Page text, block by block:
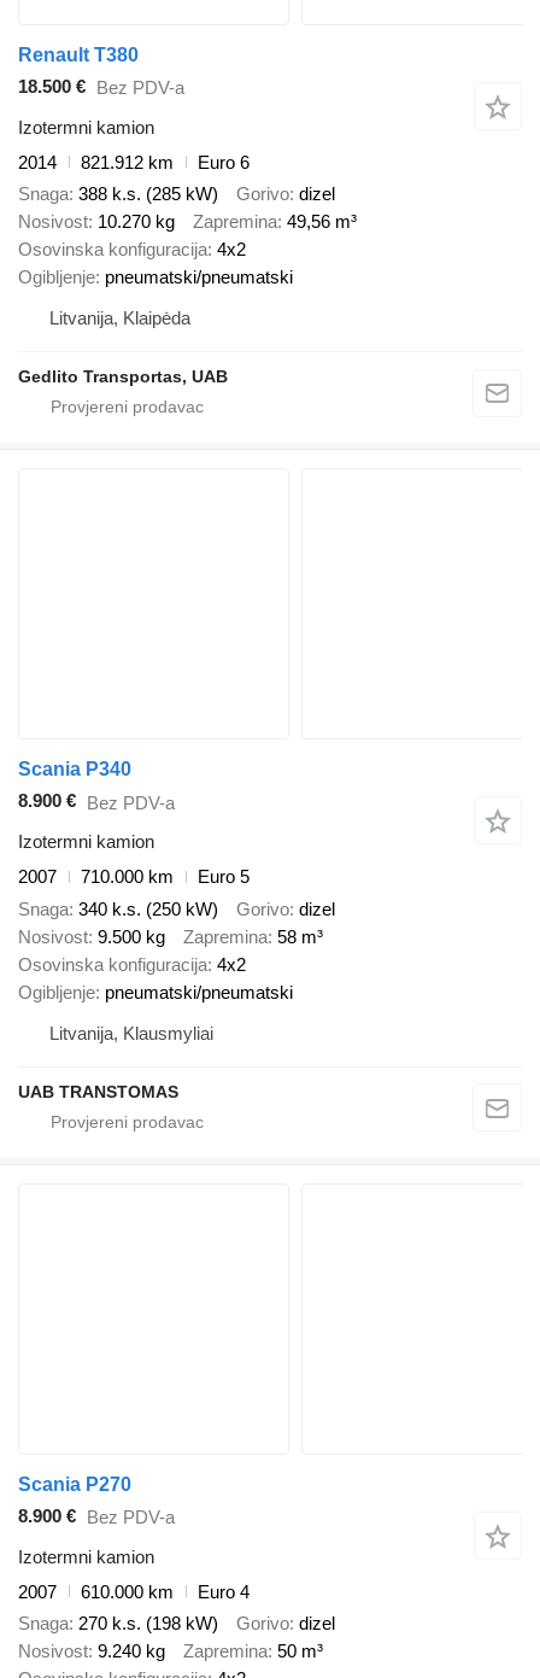
Renault T380
18.500 € Bez PDV-a
Izotermni kamion
2014
821.912 km
Euro 6
Snaga 388 k.s. (285 kW) Gorivo dizel
Nosivost 10.270 kg Zapremina 49,56 m³
Osovinska konfiguracija 4x2
Ogibljenje pneumatski/pneumatski
Litvanija, Klaipėda
Gedlito Transportas, UAB
Scania P340
8.900 € Bez PDV-a
Izotermni kamion
2007
710.000 km
Euro 5
Snaga 340 k.s. (250 kW) Gorivo dizel
Nosivost 9.500 kg Zapremina 58 m³
Osovinska konfiguracija 4x2
Ogibljenje pneumatski/pneumatski
Litvanija, Klausmyliai
UAB TRANSTOMAS
Scania P270
8.900 € Bez PDV-a
Izotermni kamion
2007
610.000 km
Euro 4
Snaga 270 k.s. (198 kW) Gorivo dizel
Nosivost 9.240 kg Zapremina 50 m³